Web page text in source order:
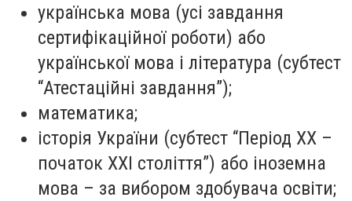
українська мова (усі завдання
сертифікаційної роботи) або
української мова і література (субтест
“Атестаційні завдання”);
математика;
історія України (субтест “Період XX –
початок XXI століття”) або іноземна
мова – за вибором здобувача освіти;